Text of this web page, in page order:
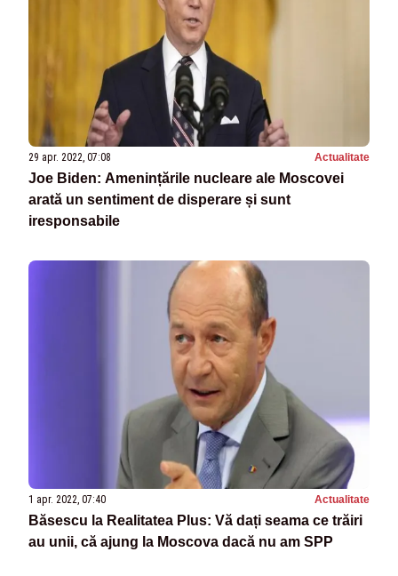
29 apr. 2022, 07:08 Actualitate
Joe Biden: Amenințările nucleare ale Moscovei
arată un sentiment de disperare și sunt
iresponsabile
1 apr. 2022, 07:40 Actualitate
Băsescu la Realitatea Plus: Vă dați seama ce trăiri
au unii, că ajung la Moscova dacă nu am SPP